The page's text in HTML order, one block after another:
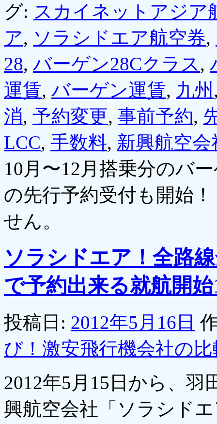
グ: スカイネットアジア
ア, ソラシドエア航空券,
28, バーゲン28Cクラス ,
運賃, バーゲン運賃, 九州
消, 予約変更, 事前予約,
LCC, 手数料, 新興航空会
10月〜12月搭乗分のバ
の先行予約受付も開始！
せん。
ソラシドエア！全路
で予約出来る就航開
投稿日: 2012年5月16日
び！激安飛行機会社の
2012年5月15日から、
興航空会社「ソラシド